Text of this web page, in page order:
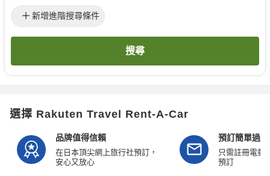
新增進階搜尋條件
搜尋
選擇 Rakuten Travel Rent-A-Car
品牌值得信賴
在日本頂尖網上旅行社預訂，
安心又放心
預訂簡單過程
只需註冊電郵
預訂